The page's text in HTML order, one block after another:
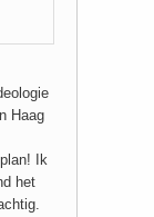
Haag
Ik
het